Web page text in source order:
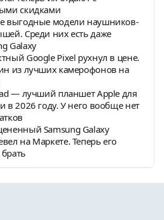
скидками
выгодные модели наушников-
Среди них есть даже
Galaxy
Google Pixel рухнул в цене.
из лучших камерофонов на
— лучший планшет Apple для
в 2026 году. У него вообще нет
Samsung Galaxy
на Маркете. Теперь его